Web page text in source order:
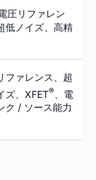
圧リファレン
低ノイズ、高精
ファレンス、超
ズ、XFET®
、電
ク / ソース能力